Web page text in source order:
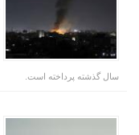
سال گذشته پرداخته است.